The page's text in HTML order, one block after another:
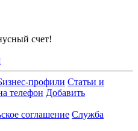
счет!
профили Статьи и
телефон Добавить
соглашение Служба